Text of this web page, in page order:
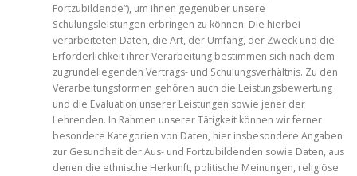
Fortzubildende“), um ihnen gegenüber unsere
Schulungsleistungen erbringen zu können. Die hierbei
verarbeiteten Daten, die Art, der Umfang, der Zweck und die
Erforderlichkeit ihrer Verarbeitung bestimmen sich nach dem
zugrundeliegenden Vertrags- und Schulungsverhältnis. Zu den
Verarbeitungsformen gehören auch die Leistungsbewertung
und die Evaluation unserer Leistungen sowie jener der
Lehrenden. In Rahmen unserer Tätigkeit können wir ferner
besondere Kategorien von Daten, hier insbesondere Angaben
zur Gesundheit der Aus- und Fortzubildenden sowie Daten, aus
denen die ethnische Herkunft, politische Meinungen, religiöse